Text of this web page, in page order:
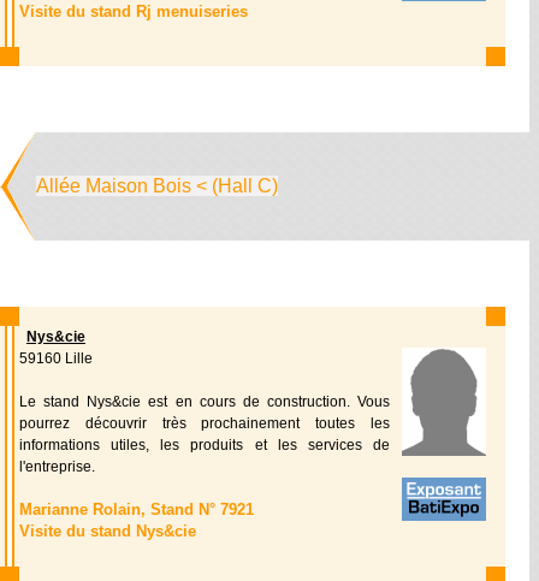
Visite du stand Rj menuiseries
Allée Maison Bois < (Hall C)
Nys&cie
59160 Lille
Le stand Nys&cie est en cours de construction. Vous
pourrez découvrir très prochainement toutes les
informations utiles, les produits et les services de
l'entreprise.
Marianne Rolain, Stand N° 7921
Visite du stand Nys&cie